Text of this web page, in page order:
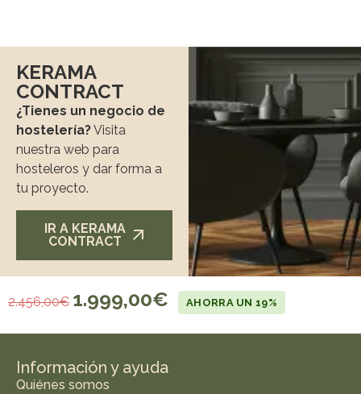
KERAMA
CONTRACT
¿Tienes un negocio de
hostelería?Visita
nuestra web para
hosteleros y dar forma a
tu proyecto.
IR A KERAMA
CONTRACT
2.456,00€ 1.999,00€ AHORRA UN 19%
Información y ayuda
Quiénes somos